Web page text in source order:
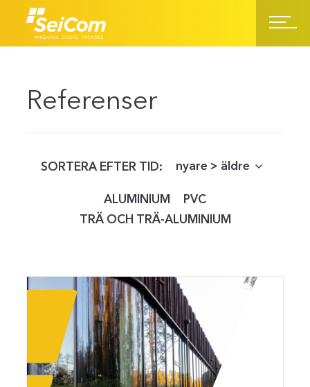
Referenser
SORTERA EFTER TID:
ALUMINIUM
PVC
TRÄ OCH TRÄ-ALUMINIUM